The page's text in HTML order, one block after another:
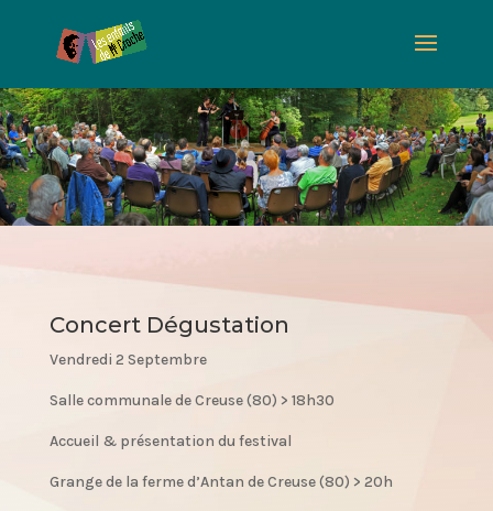
Concert Dégustation
Vendredi 2 Septembre
Salle communale de Creuse (80) > 18h30
Accueil & présentation du festival
Grange de la ferme d’Antan de Creuse (80) > 20h